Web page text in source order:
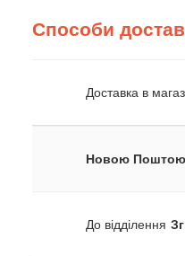
Способи
Доставка в
Новою Поштою
До відділення